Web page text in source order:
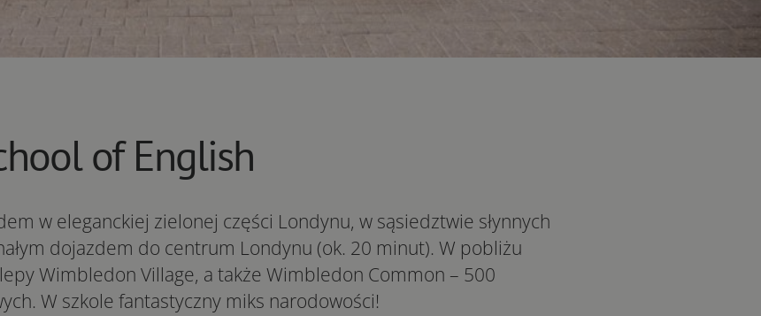
of English
w eleganckiej zielonej części Londynu, w sąsiedztwie słynnych
dojazdem do centrum Londynu (ok. 20 minut). W pobliżu
Wimbledon Village, a także Wimbledon Common – 500
W szkole fantastyczny miks narodowości!